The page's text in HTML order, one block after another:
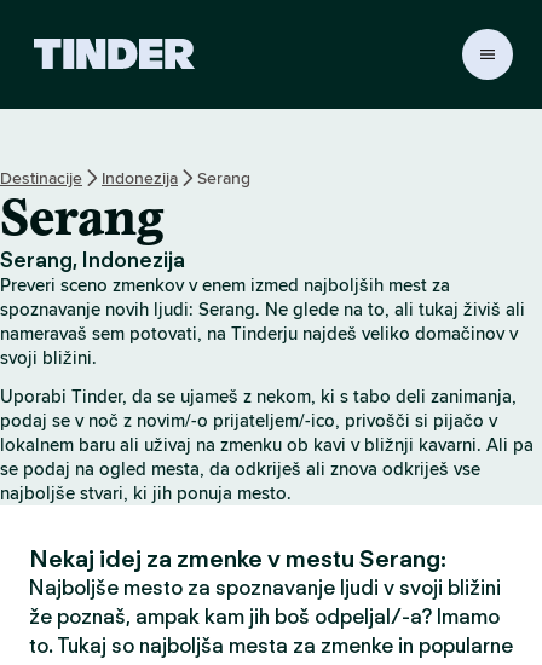
r
m
o
v
Destinacije Indonezija Serang
Serang
Serang, Indonezija
Preveri sceno zmenkov v enem izmed najboljših mest za
spoznavanje novih ljudi: Serang. Ne glede na to, ali tukaj živiš ali
nameravaš sem potovati, na Tinderju najdeš veliko domačinov v
svoji bližini.
Uporabi Tinder, da se ujameš z nekom, ki s tabo deli zanimanja,
podaj se v noč z novim/-o prijateljem/-ico, privošči si pijačo v
lokalnem baru ali uživaj na zmenku ob kavi v bližnji kavarni. Ali pa
se podaj na ogled mesta, da odkriješ ali znova odkriješ vse
najboljše stvari, ki jih ponuja mesto.
Nekaj idej za zmenke v mestu Serang:
Najboljše mesto za spoznavanje ljudi v svoji bližini
že poznaš, ampak kam jih boš odpeljal/-a? Imamo
to. Tukaj so najboljša mesta za zmenke in popularne